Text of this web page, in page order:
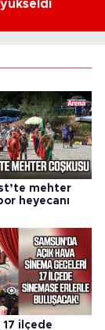
yükseldi
mehter
heyecanı
ilçede